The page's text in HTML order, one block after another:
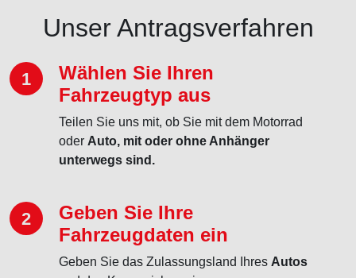
Unser Antragsverfahren
1
Wählen Sie Ihren
Fahrzeugtyp aus
Teilen Sie uns mit, ob Sie mit dem Motorrad
oder Auto, mit oder ohne Anhänger
unterwegs sind.
2
Geben Sie Ihre
Fahrzeugdaten ein
Geben Sie das Zulassungsland Ihres Autos